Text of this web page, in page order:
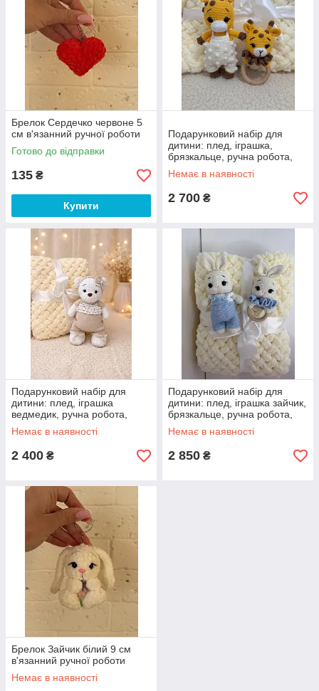
Брелок Сердечко червоне 5
см в'язанний ручної роботи
Готово до відправки
135 ₴
Купити
Подарунковий набір для
дитини: плед, іграшка,
брязкальце, ручна робота,
амігурумі, HANDMADE
Немає в наявності
2 700 ₴
Подарунковий набір для
дитини: плед, іграшка
ведмедик, ручна робота,
амігурумі, HANDMADE
Немає в наявності
2 400 ₴
Подарунковий набір для
дитини: плед, іграшка зайчик,
брязкальце, ручна робота,
амігурумі, HANDMADE
Немає в наявності
2 850 ₴
Брелок Зайчик білий 9 см
в'язанний ручної роботи
Немає в наявності